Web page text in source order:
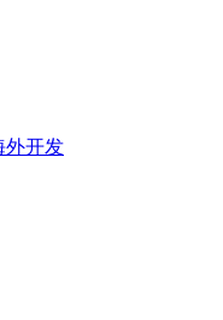
外开发